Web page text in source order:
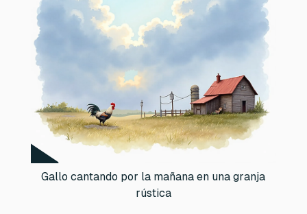
Gallo cantando por la mañana en una granja
rústica